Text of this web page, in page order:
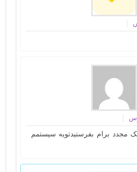
مجدد برام بفرستیدتویه سیستمم